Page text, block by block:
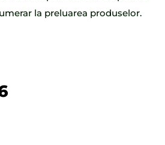
la preluarea produselor.